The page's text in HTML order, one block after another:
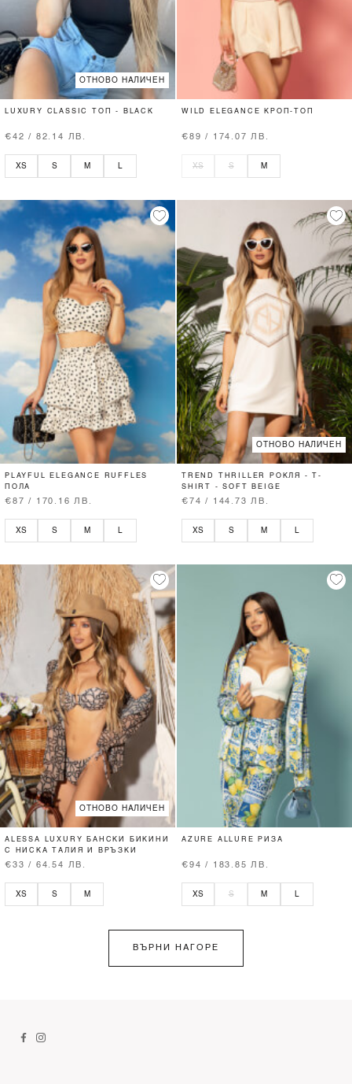
ОТНОВО НАЛИЧЕН
LUXURY CLASSIC ТОП - BLACK
€42 / 82.14 ЛВ.
XS S M L
WILD ELEGANCE КРОП-ТОП
€89 / 174.07 ЛВ.
XS S M
PLAYFUL ELEGANCE RUFFLES
ПОЛА
€87 / 170.16 ЛВ.
XS S M
ОТНОВО НАЛИЧЕН
TREND THRILLER РОКЛЯ - T-
SHIRT - SOFT BEIGE
€74 / 144.73 ЛВ.
XS S M
ОТНОВО НАЛИЧЕН
ALESSA LUXURY БАНСКИ БИКИНИ
С НИСКА ТАЛИЯ И ВРЪЗКИ
€33 / 64.54 ЛВ.
XS S M
AZURE ALLURE РИЗА
€94 / 183.85 ЛВ.
XS S M L
ВЪРНИ НАГОРЕ